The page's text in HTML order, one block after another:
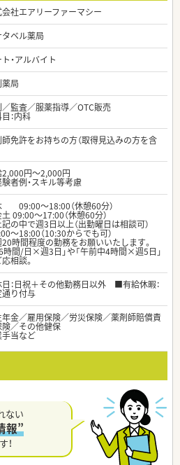
社エアリーファーマシー
タベル薬局
・アルバイト
局
監査／服薬指導／OTC販売
：内科
免許をお持ちの方（取得見込みの方を含
2,000円～2,000円
者例・スキル等考慮
09:00～18:00（休憩60分）
09:00～17:00（休憩60分）
の中で週3日以上（出勤曜日は相談可）
～18:00（10:30からでも可）
時間程度の勤務をお願いいたします。
時間/日×週3日」や「午前中4時間×週5日」
相談。
：日祝＋その他勤務日以外 ■有給休暇：
り付与
金／雇用保険／労災保険／薬剤師賠償責
／その他健保
当など
ない
報”
！